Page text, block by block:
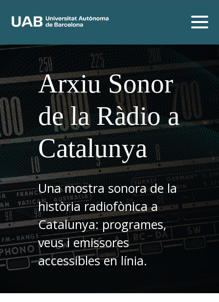
Arxiu Sonor
de la Ràdio a
Catalunya
Una mostra sonora de la
història radiofònica a
Catalunya: programes,
veus i emissores
accessibles en línia.